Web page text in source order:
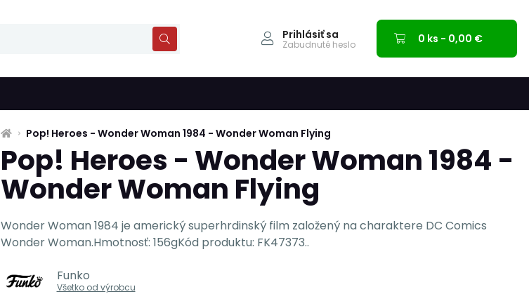
Prihlásiť sa
Zabudnuté heslo 0 ks - 0,00 €
Pop! Heroes - Wonder Woman 1984 - Wonder Woman Flying
Pop! Heroes - Wonder Woman 1984 -
Wonder Woman Flying
Wonder Woman 1984 je americký superhrdinský film založený na charaktere DC Comics
Wonder Woman.Hmotnosť: 156gKód produktu: FK47373..
Funko
Všetko od výrobcu